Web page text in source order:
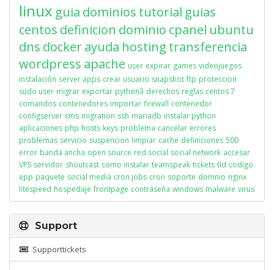
linux guia dominios tutorial guias
centos definicion dominio cpanel ubuntu
dns dockerayuda hosting transferencia
wordpress apache user expirar games videojuegos
instalación server apps crear usuario snapshot ftp proteccion
sudo user migrar exportar python3 derechos reglas centos 7
comandos contenedores importar firewall contenedor
configserver cms migration ssh mariadb instalar python
aplicaciones php hosts keys problema cancelar errores
problemas servicio suspencion limpiar cache definiciones 500
error banda ancha open source red social social network accesar
VPS servidor shoutcast como instalar teamspeak tickets tld codigo
epp paquete social media cron jobs cron soporte domnio nginx
litespeed hospedaje frontpage contraseña windows malware virus
Support
Supporttickets